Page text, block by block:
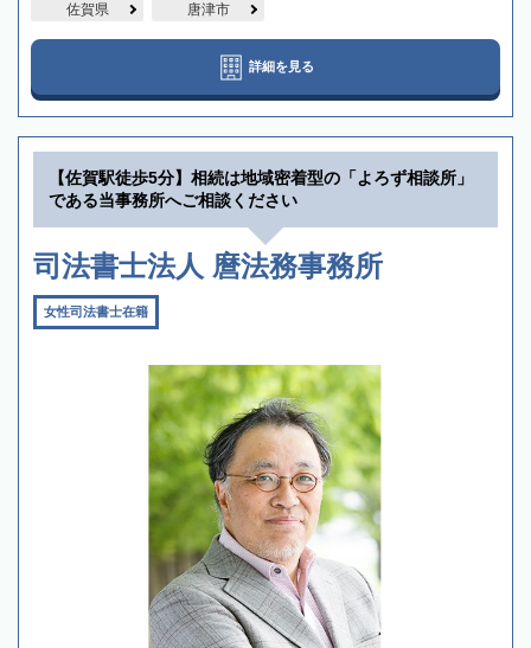
佐賀県 唐津市
詳細を見る
【佐賀駅徒歩5分】相続は地域密着型の「よろず相談所」
である当事務所へご相談ください
司法書士法人 麿法務事務所
女性司法書士在籍